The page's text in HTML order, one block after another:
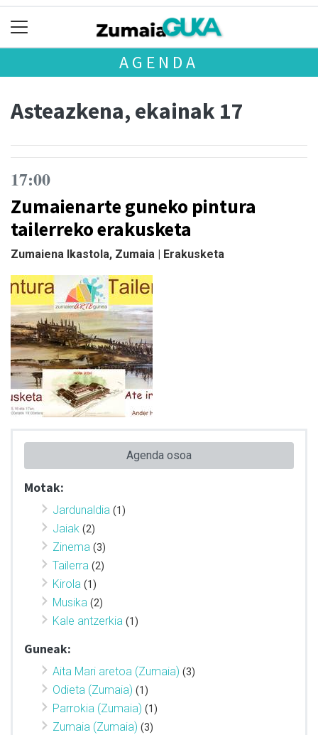
AGENDA
Asteazkena, ekainak 17
17:00
Zumaienarte guneko pintura
tailerreko erakusketa
Zumaiena Ikastola, Zumaia | Erakusketa
Agenda osoa
Motak:
Jardunaldia (1)
Jaiak (2)
Zinema (3)
Tailerra (2)
Kirola (1)
Musika (2)
Kale antzerkia (1)
Guneak:
Aita Mari aretoa (Zumaia) (3)
Odieta (Zumaia) (1)
Parrokia (Zumaia) (1)
Zumaia (Zumaia) (3)